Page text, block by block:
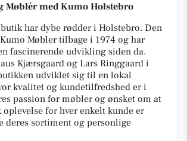
Møblér med Kumo Holstebro
har dybe rødder i Holstebro. Den
Møbler tilbage i 1974 og har
fascinerende udvikling siden da.
Kjærsgaard og Lars Ringgaard i
udviklet sig til en lokal
kvalitet og kundetilfredshed er i
passion for møbler og ønsket om at
oplevelse for hver enkelt kunde er
deres sortiment og personlige